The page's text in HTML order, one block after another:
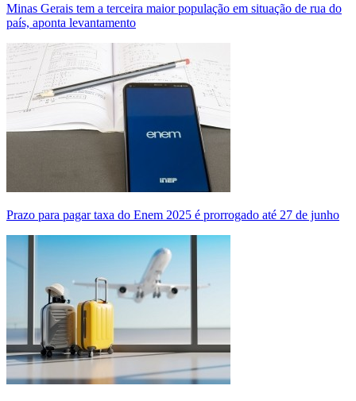
Minas Gerais tem a terceira maior população em situação de rua do
país, aponta levantamento
Prazo para pagar taxa do Enem 2025 é prorrogado até 27 de junho